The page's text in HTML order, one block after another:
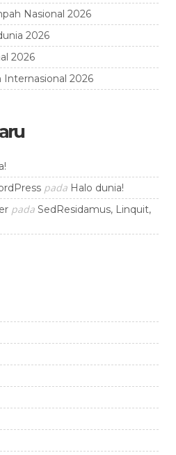
Nasional 2026
2026
2026
2026
pada Halo dunia!
pada SedResidamus, Linquit,